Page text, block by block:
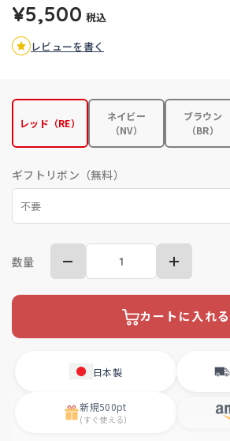
¥5,500 税込
レビューを書く
レッド（RE）
ネイビー
（NV）
ブラウン
（BR）
ギフトリボン（無料）
数量
カートに入れる
日本製
新規500pt
(すぐ使える)